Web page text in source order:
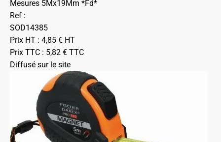
Mesures 5Mx19Mm *Fd*
Ref :
SOD14385
Prix HT : 4,85 € HT
Prix TTC : 5,82 € TTC
Diffusé sur le site